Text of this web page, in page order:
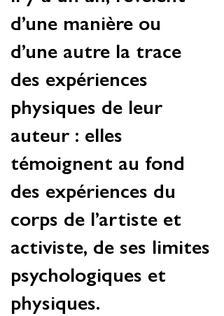
d’une manière ou
d’une autre la trace
des expériences
physiques de leur
auteur : elles
témoignent au fond
des expériences du
corps de l’artiste et
activiste, de ses limites
psychologiques et
physiques.